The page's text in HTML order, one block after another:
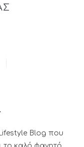
Blog που